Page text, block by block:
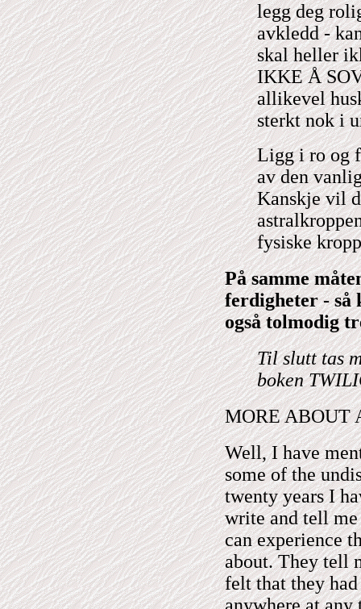
legg deg
avkledd -
skal heller
IKKE Å
allikevel
sterkt nok i
Ligg i ro og
av den
Kanskje vil
fysiske
På samme
ferdigheter - så
også tolmodig
Til slutt tas
boken
MORE ABOUT
Well, I have
some of the
twenty years I
write and tell
can experience
about. They tell
felt that they